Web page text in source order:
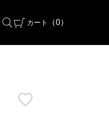
カート （0）